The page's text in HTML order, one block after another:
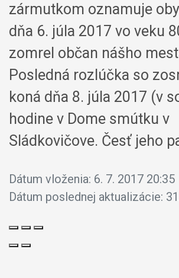
zármutkom oznamuje
dňa 6. júla 2017 vo veku
zomrel občan nášho
Posledná rozlúčka so
koná dňa 8. júla 2017 (v
hodine v Dome smútku v
Sládkovičove. Česť jeho
Dátum vloženia: 6. 7. 2017 20:35
Dátum poslednej aktualizácie: